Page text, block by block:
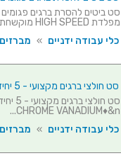
מפלדת HIGH SPEED מוקשחת&...
כלי עבודה ידניים »
סט חולצי ברגים מקצועי - 5 יחידות - CK TOOLS 3062-1
CHROME VANADIUM♦&n...
כלי עבודה ידניים »